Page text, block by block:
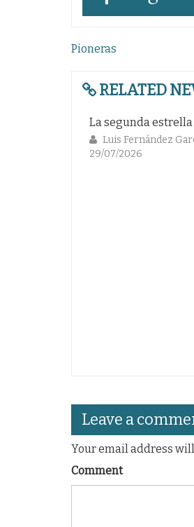
Navegación
entradas
Pioneras
RELATED
segunda estrella
Luis Fernández García
Como
Leave a
Your email address
Comment